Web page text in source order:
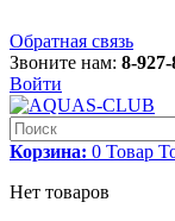
Обратная связь
Звоните нам: 8-
Войти
Корзина: 0 Товар
Нет товаров